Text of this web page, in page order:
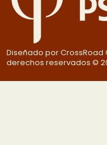
Diseñado por CrossRoad
derechos reservados ©